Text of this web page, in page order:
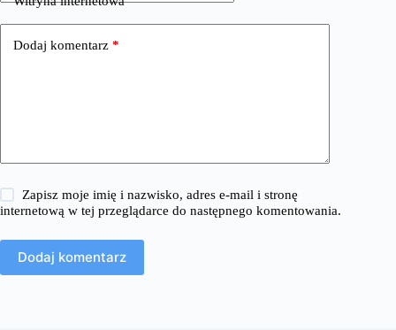
Dodaj komentarz *
Zapisz moje imię i nazwisko, adres e-mail i stronę
internetową w tej przeglądarce do następnego komentowania.
Dodaj komentarz